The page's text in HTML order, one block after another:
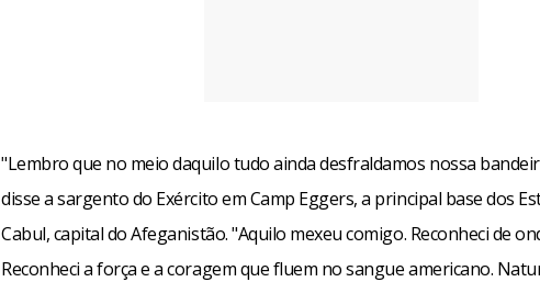
"Lembro que no meio daquilo tudo ainda desfraldamos nossa
disse a sargento do Exército em Camp Eggers, a principal base dos
Cabul, capital do Afeganistão. "Aquilo mexeu comigo. Reconheci de
Reconheci a força e a coragem que fluem no sangue americano.